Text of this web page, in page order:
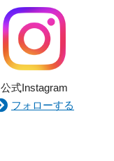
公式Instagram
フォローする